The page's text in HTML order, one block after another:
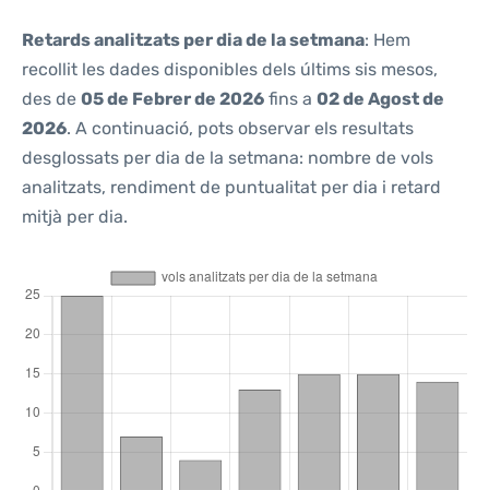
Retards analitzats per dia de la setmana: Hem
recollit les dades disponibles dels últims sis mesos,
des de 05 de Febrer de 2026 fins a 02 de Agost de
2026. A continuació, pots observar els resultats
desglossats per dia de la setmana: nombre de vols
analitzats, rendiment de puntualitat per dia i retard
mitjà per dia.